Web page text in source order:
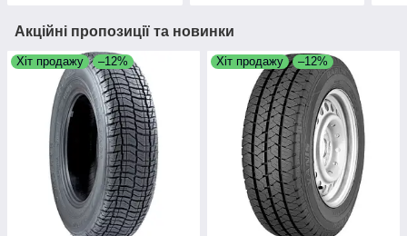
Акційні пропозиції та новинки
Хіт продажу –12% Хіт продажу –12%